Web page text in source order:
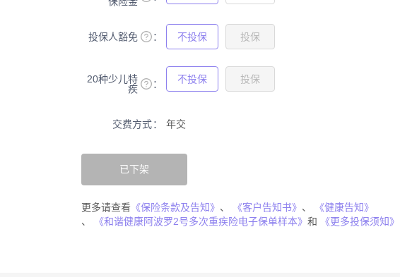
投保人豁免 不投保 投保
20种少儿特
疾
不投保 投保
交费方式 年交
已下架
更多请查看 《保险条款及告知》 、 《客户告知书》 、
《健康告知》
、
《和谐健康阿波罗2号多次重疾险电子保单样本》 和 《更多投保须知》